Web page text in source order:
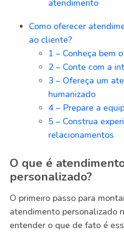
atendimento
Como oferecer
ao cliente?
1 – Conheça bem
2 – Conte com a
3 – Ofereça um
humanizado
4 – Prepare a
5 – Construa
relacionamentos
O que é
personalizado?
O primeiro passo para
atendimento personalizado
entender o que de fato é